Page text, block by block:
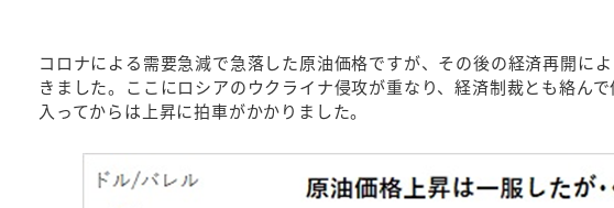
コロナによる需要急減で急落した原油価格ですが、その後の経済再開に
きました。ここにロシアのウクライナ侵攻が重なり、経済制裁とも絡ん
入ってからは上昇に拍車がかかりました。